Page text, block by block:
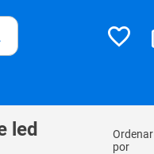
led
Ordenar
por